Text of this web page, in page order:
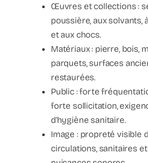
Œuvres et collections :
poussière, aux solvants,
et aux chocs.
Matériaux : pierre, bois,
parquets, surfaces
restaurées.
Public : forte
forte sollicitation,
d'hygiène sanitaire.
Image : propreté visible
circulations, sanitaires